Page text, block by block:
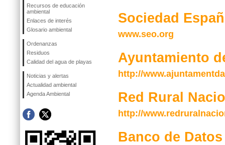
Recursos de educación
ambiental
Enlaces de interés
Glosario ambiental
Ordenanzas
Residuos
Calidad del agua de playas
Noticias y alertas
Actualidad ambiental
Agenda Ambiental
Sociedad
www.seo.org
Ayuntamiento
http://
Red Rural
http://
Banco de